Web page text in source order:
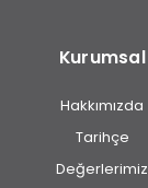
Kurumsal
Hakkımızda
Tarihçe
Değerlerimiz